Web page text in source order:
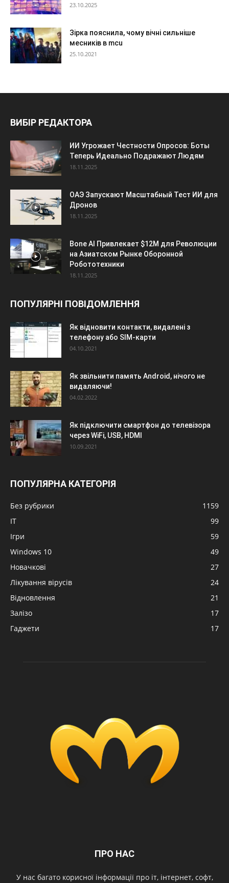
23.10.2025
Зірка пояснила, чому вічні сильніше
месників в mcu
25.10.2021
ВИБІР РЕДАКТОРА
ИИ Угрожает Честности Опросов: Боты
Теперь Идеально Подражают Людям
18.11.2025
ОАЭ Запускают Масштабный Тест ИИ для
Дронов
18.11.2025
Bone AI Привлекает $12М для Революции
на Азиатском Рынке Оборонной
Робототехники
18.11.2025
ПОПУЛЯРНІ ПОВІДОМЛЕННЯ
Як відновити контакти, видалені з
телефону або SIM-карти
04.10.2021
Як звільнити память Android, нічого не
видаляючи!
04.02.2022
Як підключити смартфон до телевізора
через WiFi, USB, HDMI
10.09.2021
ПОПУЛЯРНА КАТЕГОРІЯ
Без рубрики
1159
IT
99
Ігри
59
Windows 10
49
Новачкові
27
Лікування вірусів
24
Відновлення
21
Залізо
17
Гаджети
17
ПРО НАС
У нас багато корисної інформації про іт, інтернет, софт,